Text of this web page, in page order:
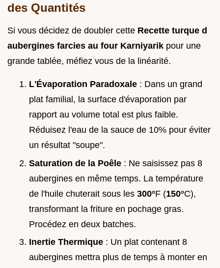
des Quantités
Si vous décidez de doubler cette Recette turque d
aubergines farcies au four Karniyarik pour une
grande tablée, méfiez vous de la linéarité.
L'Évaporation Paradoxale : Dans un grand
plat familial, la surface d'évaporation par
rapport au volume total est plus faible.
Réduisez l'eau de la sauce de 10% pour éviter
un résultat "soupe".
Saturation de la Poêle : Ne saisissez pas 8
aubergines en même temps. La température
de l'huile chuterait sous les 300°F (150°C),
transformant la friture en pochage gras.
Procédez en deux batches.
Inertie Thermique : Un plat contenant 8
aubergines mettra plus de temps à monter en